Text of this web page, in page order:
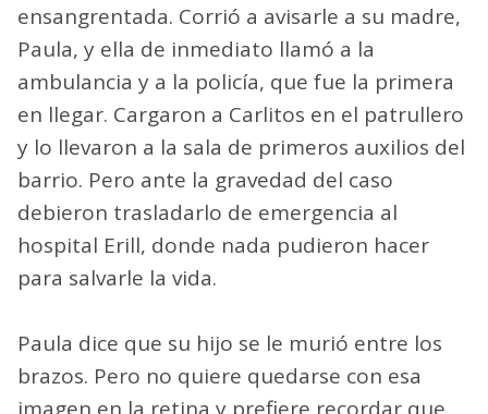
ensangrentada. Corrió a avisarle a su madre,
Paula, y ella de inmediato llamó a la
ambulancia y a la policía, que fue la primera
en llegar. Cargaron a Carlitos en el patrullero
y lo llevaron a la sala de primeros auxilios del
barrio. Pero ante la gravedad del caso
debieron trasladarlo de emergencia al
hospital Erill, donde nada pudieron hacer
para salvarle la vida.
Paula dice que su hijo se le murió entre los
brazos. Pero no quiere quedarse con esa